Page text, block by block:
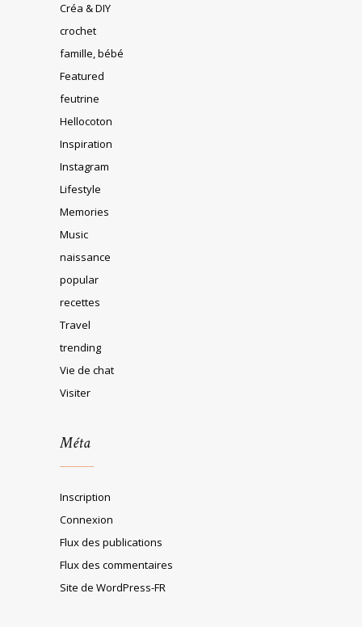
Créa & DIY
crochet
famille, bébé
Featured
feutrine
Hellocoton
Inspiration
Instagram
Lifestyle
Memories
Music
naissance
popular
recettes
Travel
trending
Vie de chat
Visiter
Méta
Inscription
Connexion
Flux des publications
Flux des commentaires
Site de WordPress-FR